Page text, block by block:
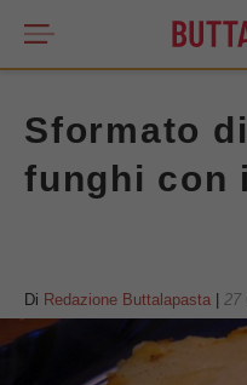
Sformato
funghi con
Di Redazione Buttalapasta 27